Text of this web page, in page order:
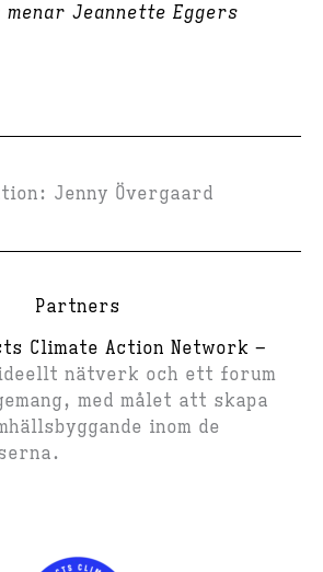
Jeannette Eggers
Jenny Övergaard
Partners
Climate Action Network –
nätverk och ett forum
med målet att skapa
inom de